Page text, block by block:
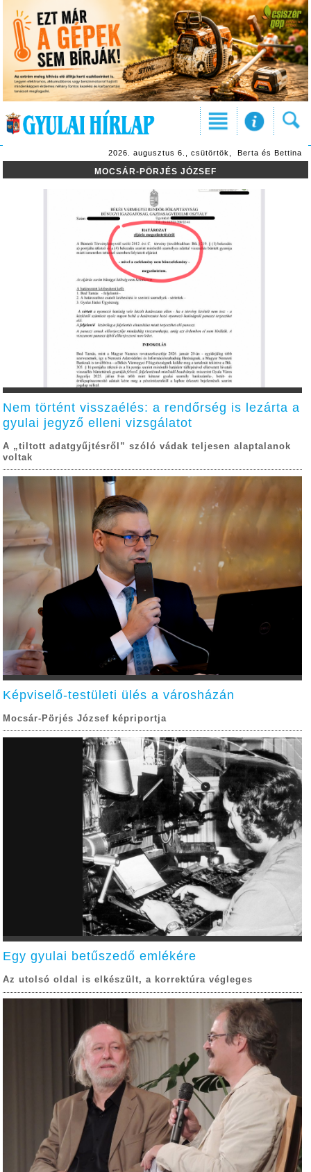
2026. augusztus 6., csütörtök, Berta és Bettina
MOCSÁR-PÖRJÉS JÓZSEF
Nem történt visszaélés: a rendőrség is lezárta a
gyulai jegyző elleni vizsgálatot
A „tiltott adatgyűjtésről” szóló vádak teljesen alaptalanok
voltak
Képviselő-testületi ülés a városházán
Mocsár-Pörjés József képriportja
Egy gyulai betűszedő emlékére
Az utolsó oldal is elkészült, a korrektúra végleges